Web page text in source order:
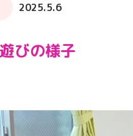
2025.5.6
びの様子